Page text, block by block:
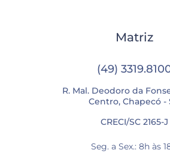
Matriz
(49)
R. Mal. Deodoro da
Centro, Chapecó -
CRECI/SC 2165-J
Seg. a Sex.: 8h às